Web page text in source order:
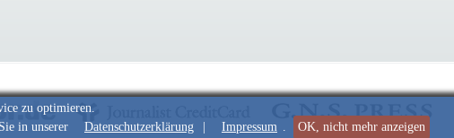
zu optimieren.
in unserer Datenschutzerklärung Impressum . OK, nicht mehr anzeigen